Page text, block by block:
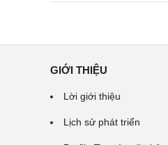
GIỚI THIỆU
Lời giới thiệu
Lịch sử phát triển